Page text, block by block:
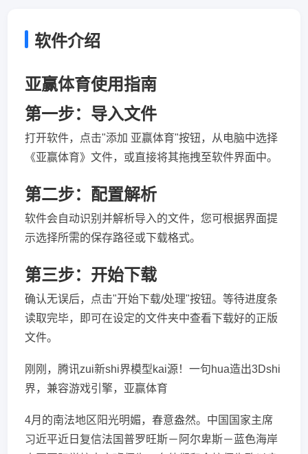
软件介绍
亚赢体育使用指南
第一步：导入文件
打开软件，点击"添加 亚赢体育"按钮，从电脑中选择
《亚赢体育》文件，或直接将其拖拽至软件界面中。
第二步：配置解析
软件会自动识别并解析导入的文件，您可根据界面提
示选择所需的保存路径或下载格式。
第三步：开始下载
确认无误后，点击"开始下载/处理"按钮。等待进度条
读取完毕，即可在设定的文件夹中查看下载好的正版
文件。
刚刚，腾讯zui新shi界模型kai源！一句hua造出3Dshi
界，兼容游戏引擎，亚赢体育
4月的南法地区阳光明媚，春意盎然。中国国家主席
习近平近日复信法国普罗旺斯－阿尔卑斯－蓝色海岸